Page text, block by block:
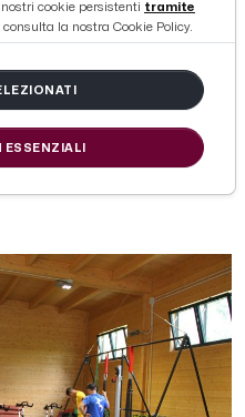
anticipata
4^ asta
cookie persistenti tramite
la nostra Cookie Policy.
ESSENZIALI